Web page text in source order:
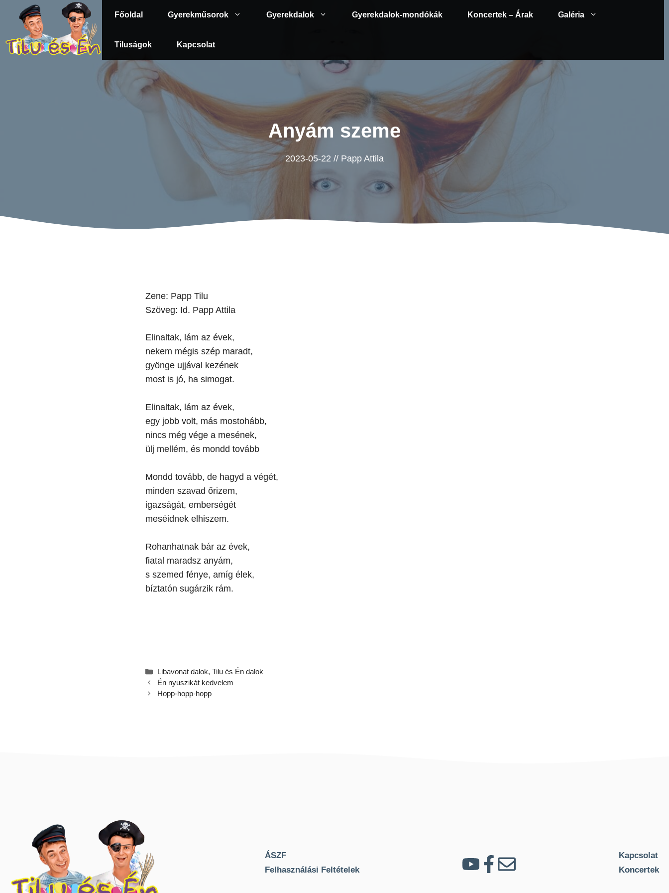
Kilépés
tartalomba
Főoldal Gyerekműsorok Gyerekdalok Gyerekdalok-mondókák Koncertek – Árak Galéria
Tiluságok Kapcsolat
Anyám szeme
2023-05-22 // Papp Attila
Zene: Papp Tilu
Szöveg: Id. Papp Attila
Elinaltak, lám az évek,
nekem mégis szép maradt,
gyönge ujjával kezének
most is jó, ha simogat.
Elinaltak, lám az évek,
egy jobb volt, más mostohább,
nincs még vége a mesének,
ülj mellém, és mondd tovább
Mondd tovább, de hagyd a végét,
minden szavad őrizem,
igazságát, emberségét
meséidnek elhiszem.
Rohanhatnak bár az évek,
fiatal maradsz anyám,
s szemed fénye, amíg élek,
bíztatón sugárzik rám.
Kategória
Libavonat dalok,Tilu és Én dalok
Én nyuszikát kedvelem
Hopp-hopp-hopp
ÁSZF
Felhasználási Feltételek
Kapcsolat
Koncertek